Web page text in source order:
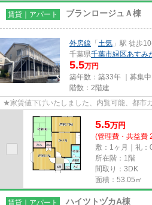
賃貸｜アパート ブランロージュＡ棟
外房線 「 土気 」駅 徒歩
千葉県千葉市緑区あすみ
5.5万円
築年数：築33年 ｜募集中
階数：2階建
★家賃値下げいたしました、内覧可能、都市
5.5万円
(管理費・共益費
敷：1ヶ月｜礼：
所在階：1階
間取り：3DK
面積：53.05㎡
賃貸｜アパート ハイツトヅカA棟